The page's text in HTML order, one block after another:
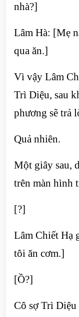
nhà?]
Lâm Hà: [Mẹ
qua ăn.]
Vì vậy Lâm
Trì Diệu, sau
phương sẽ trả
Quả nhiên.
Một giây sau,
trên màn hình
[?]
Lâm Chiết Hạ
tôi ăn cơm.]
[Ồ?]
Cô sợ Trì